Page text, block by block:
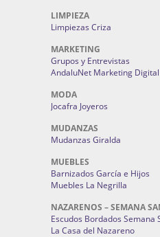
LIMPIEZA
Limpiezas Criza
MARKETING
Grupos y Entrevistas
AndaluNet Marketing Digital
MODA
Jocafra Joyeros
MUDANZAS
Mudanzas Giralda
MUEBLES
Barnizados García e Hijos
Muebles La Negrilla
NAZARENOS – SEMANA
Escudos Bordados Semana
La Casa del Nazareno